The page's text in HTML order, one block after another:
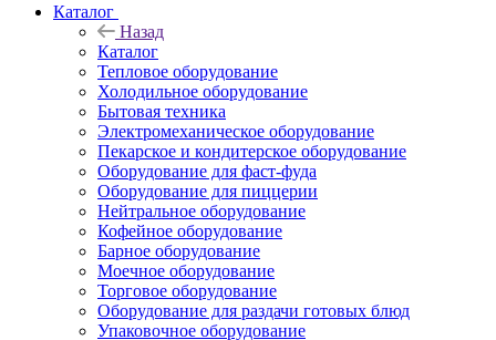
Каталог
Назад
Каталог
Тепловое оборудование
Холодильное оборудование
Бытовая техника
Электромеханическое оборудование
Пекарское и кондитерское оборудование
Оборудование для фаст-фуда
Оборудование для пиццерии
Нейтральное оборудование
Кофейное оборудование
Барное оборудование
Моечное оборудование
Торговое оборудование
Оборудование для раздачи готовых блюд
Упаковочное оборудование